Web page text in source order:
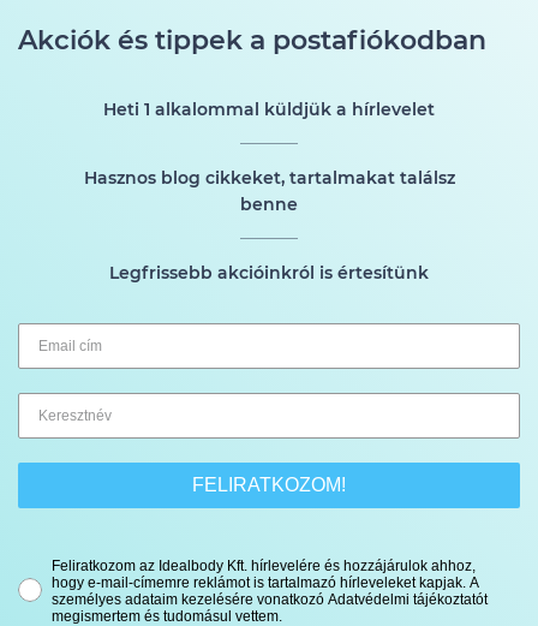
Akciók és tippek a postafiókodban
Heti 1 alkalommal küldjük a hírlevelet
Hasznos blog cikkeket, tartalmakat találsz
benne
Legfrissebb akcióinkról is értesítünk
FELIRATKOZOM!
Feliratkozom az Idealbody Kft. hírlevelére és hozzájárulok ahhoz,
hogy e-mail-címemre reklámot is tartalmazó hírleveleket kapjak. A
személyes adataim kezelésére vonatkozó Adatvédelmi tájékoztatót
megismertem és tudomásul vettem.